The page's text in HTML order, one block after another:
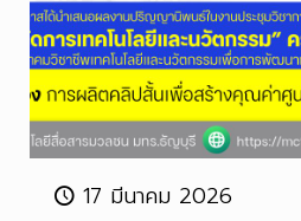
17 มีนาคม 2026